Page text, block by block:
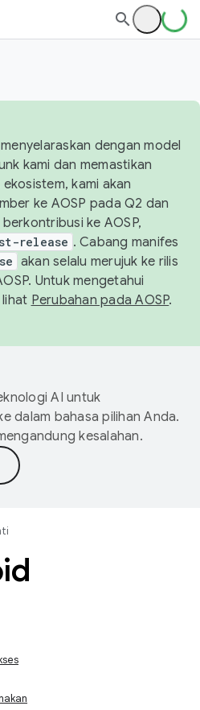
dengan model
kami dan memastikan
kami akan
ke AOSP pada Q2 dan
ke AOSP,
release . Cabang manifes
akan selalu merujuk ke rilis
Untuk mengetahui
Perubahan pada AOSP.
AI untuk
dalam bahasa pilihan Anda.
kesalahan.